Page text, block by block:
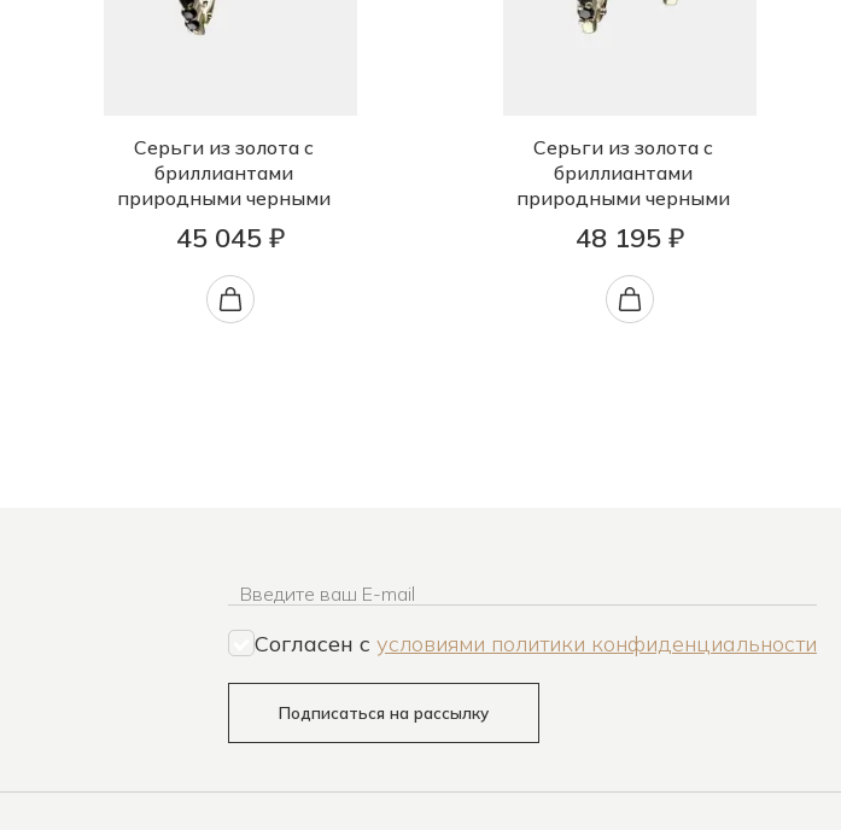
Серьги из золота с
бриллиантами
природными черными
45 045 ₽
Серьги из золота с
бриллиантами
природными черными
48 195 ₽
Введите ваш E-mail
Согласен c условиями политики конфиденциальности
Подписаться на рассылку